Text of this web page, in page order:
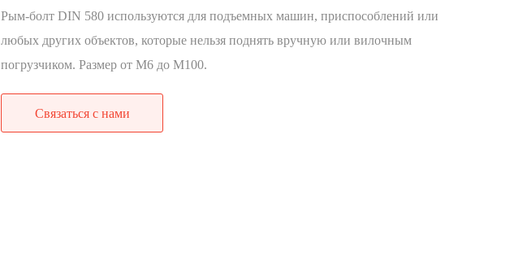
Рым-болт DIN 580 используются для подъемных машин, приспособлений или
любых других объектов, которые нельзя поднять вручную или вилочным
погрузчиком. Размер от М6 до М100.
Связаться с нами